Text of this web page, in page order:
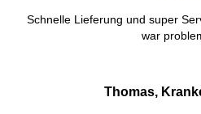
Schnelle Lieferung und super
war
Thomas,